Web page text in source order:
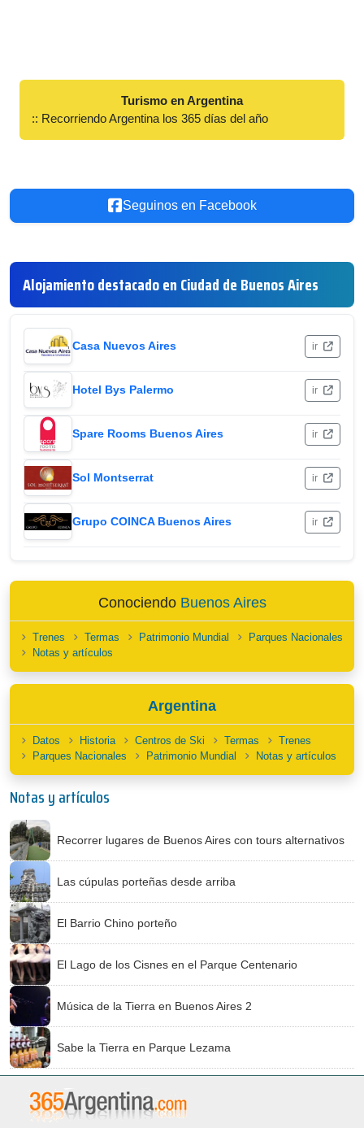
Turismo en Argentina
:: Recorriendo Argentina los 365 días del año
Seguinos en Facebook
Alojamiento destacado en Ciudad de Buenos Aires
Casa Nuevos Aires ir
Hotel Bys Palermo ir
Spare Rooms Buenos Aires ir
Sol Montserrat ir
Grupo COINCA Buenos Aires ir
Conociendo Buenos Aires
Trenes Termas Patrimonio Mundial
Parques Nacionales
Notas y artículos
Argentina
Datos Historia Centros de Ski Termas
Trenes
Parques Nacionales
Patrimonio Mundial Notas y artículos
Notas y artículos
Recorrer lugares de Buenos Aires con tours alternativos
Las cúpulas porteñas desde arriba
El Barrio Chino porteño
El Lago de los Cisnes en el Parque Centenario
Música de la Tierra en Buenos Aires 2
Sabe la Tierra en Parque Lezama